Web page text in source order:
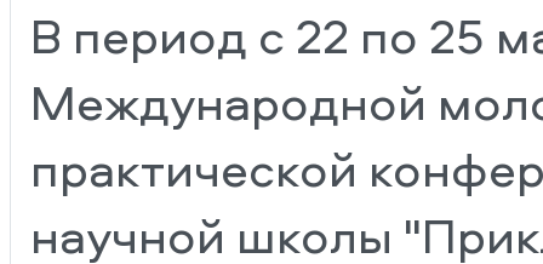
В период с 22 по 25
Международной
практической
научной школы